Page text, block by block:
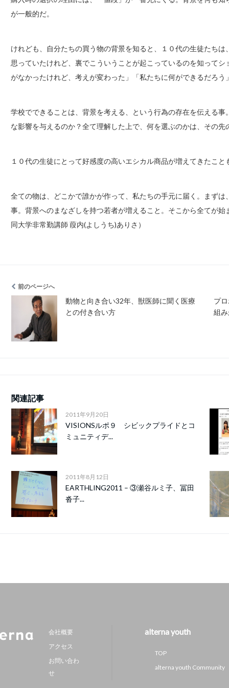
が一般的だ。
けれども、自分たちの買う物の背景を知ると、１０代の生徒たち
思っていたけれど、裏でこういうことが起こっているのを知って
がなかったけれど、考えが変わった」「私たちに何ができるだろう
学校でできることは、背景を考える、という行為の存在を伝える
な影響を与えるのか？全て理解した上で、何を選ぶのかは、その先
１０代の生徒にとって好感度の高いエシカル商品が増えてきたこ
全ての物は、どこかで誰かが作って、私たちの手元に届く。まず
事。背景へのまなざしを持つ若者が増えること。そこから全てが
同大学非常勤講師 葭内(よしうち)ありさ）
前のページへ
動物と向き合い32年、獣医師に聞く医療
との付き合い方
プ
組
関連記事
2011年9月20日
VISIONSルポ９ シビックプライドとコ
ミュニティデ...
2011年8月12日
EARTHLING2011 – ③瀬谷ルミ子、冨田
沓子...
会社概要
アクセス
お問い合わ
せ
alterna youth
TOP
alterna youth Community